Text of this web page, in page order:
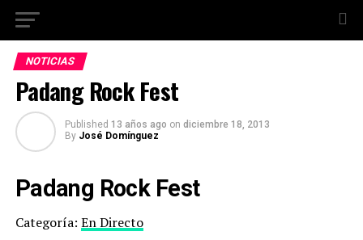
NOTICIAS
Padang Rock Fest
Published 13 años ago on diciembre 18, 2013
By José Domínguez
Padang Rock Fest
Categoría: En Directo